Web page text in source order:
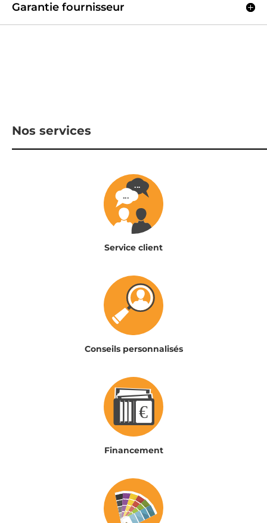
Garantie fournisseur
Nos services
Service client
Conseils personnalisés
Financement